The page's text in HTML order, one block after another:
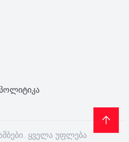
ყველა უფლება